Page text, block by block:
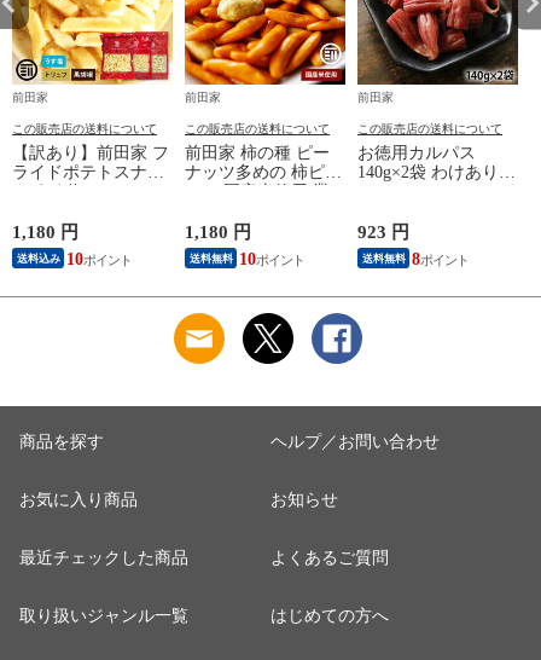
前田家
この販売店の送料について
【訳あり】前田家 フ
ライドポテトスナッ
リュフ ブラックペッ
パー ポテトスナック
ポテト スナック お
1,180 円
送料込み 10
前田家
この販売店の送料について
前田家 柿の種 ピー
ナッツ多めの 柿ピー
バタピー バターピー
ナッツ おつまみ お
やつ 珍味 スナック
おかき おせんべい
ポイント消化 送料無
料 MAEDAYA
1,180 円
送料無料 10
前田家
この販売店の送料について
お徳用カルパス
140g×2袋 わけありカ
ドライソーセージ お
つまみ 珍味 お酒の
お供 酒の肴 お菓子
923 円
送料無料 8
商品を探す
お気に入り商品
最近チェックした商品
取り扱いジャンル一覧
ヘルプ／お問い合わせ
お知らせ
よくあるご質問
はじめての方へ